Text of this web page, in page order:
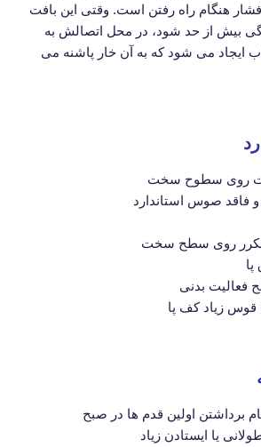
هنگام راه رفتن است. وقتی این بافت
بیش از حد شود، در محل اتصالش به
ایجاد می شود که به آن خار پاشنه می
روی سطوح سخت
صوس استاندارد
مکرر روی سطح سخت
فعالیت بدنی
زیاد کف پا
برداشتن اولین قدم ها در صبح
یا ایستادن زیاد